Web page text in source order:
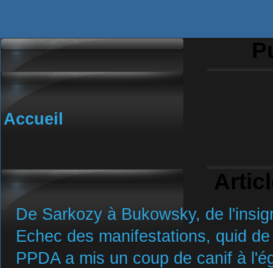
Accueil
De Sarkozy à Bukowsky, de
Echec des manifestations, quid
PPDA a mis un coup de canif à